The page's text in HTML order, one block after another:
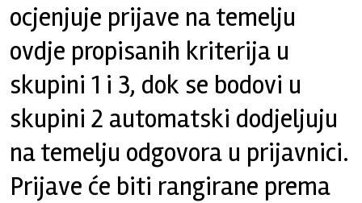
ocjenjuje prijave na temelju
ovdje propisanih kriterija u
skupini 1 i 3, dok se bodovi u
skupini 2 automatski dodjeljuju
na temelju odgovora u prijavnici.
Prijave će biti rangirane prema